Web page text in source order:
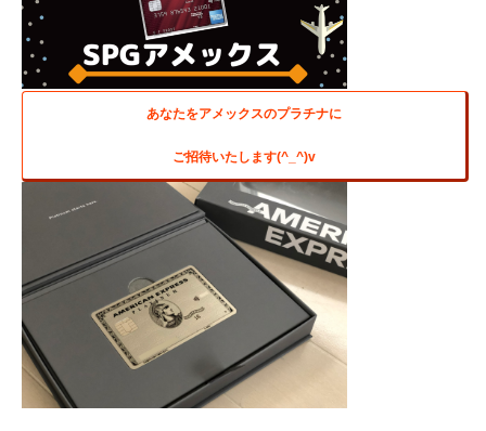
あなたをアメックスのプラチナに
ご招待いたします(^_^)v